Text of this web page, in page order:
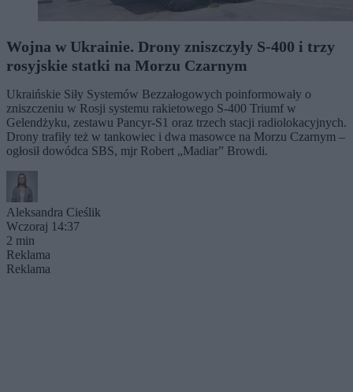
Wojna w Ukrainie. Drony zniszczyły S-400 i trzy
rosyjskie statki na Morzu Czarnym
Ukraińskie Siły Systemów Bezzałogowych poinformowały o
zniszczeniu w Rosji systemu rakietowego S-400 Triumf w
Gelendżyku, zestawu Pancyr-S1 oraz trzech stacji radiolokacyjnych.
Drony trafiły też w tankowiec i dwa masowce na Morzu Czarnym –
ogłosił dowódca SBS, mjr Robert „Madiar” Browdi.
Aleksandra Cieślik
Wczoraj 14:37
2 min
Reklama
Reklama